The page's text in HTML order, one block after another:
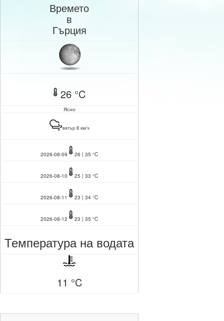
Времето
в
Гърция
26 °C
Ясно
вятър 8 км/ч
2026-08-09 26 | 35 °C
2026-08-10 25 | 33 °C
2026-08-11 23 | 34 °C
2026-08-12 23 | 35 °C
Температура на водата
11 °C